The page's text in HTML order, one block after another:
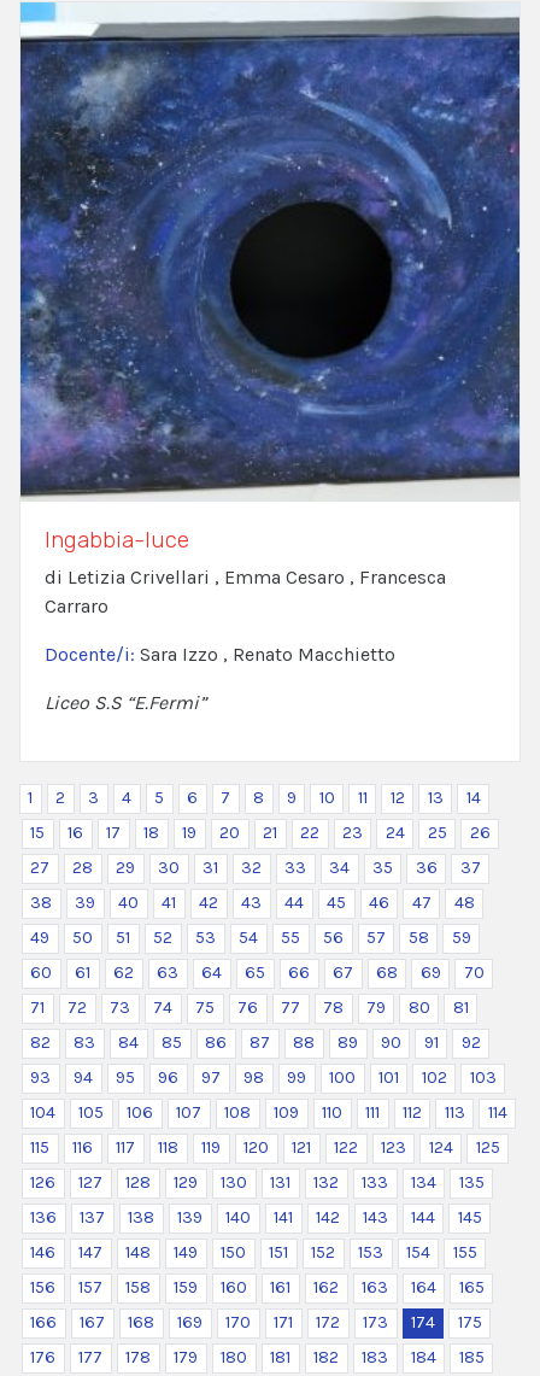
Ingabbia-luce
di Letizia Crivellari , Emma Cesaro , Francesca
Carraro
Docente/i: Sara Izzo , Renato Macchietto
Liceo S.S “E.Fermi”
1 2 3 4 5 6 7 8 9 10 11 12 13
14
15
16 17 18 19 20 21 22 23 24 25
26
27
28 29 30 31 32 33 34 35 36
37
38
39 40 41 42 43 44 45 46 47
48
49
50 51 52 53 54 55 56 57 58
59
60
61 62 63 64 65 66 67 68 69
70
71
72 73 74 75 76 77 78 79 80
81
82
83 84 85 86 87 88 89 90 91
92
93
94 95 96 97 98 99 100 101 102
103
104
105 106 107 108 109 110 111 112 113
114
115
116 117 118 119 120 121 122 123 124
125
126
127 128 129 130 131 132 133 134
135
136
137 138 139 140 141 142 143 144
145
146
147 148 149 150 151 152 153 154
155
156
157 158 159 160 161 162 163 164
165
166
167 168 169 170 171 172 173 174
175
176
177 178 179 180 181 182 183 184 185